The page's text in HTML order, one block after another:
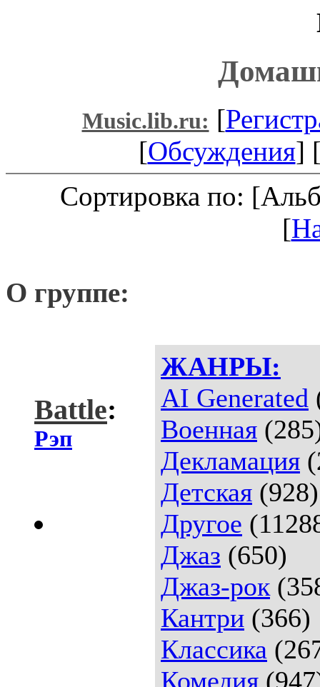
Music.lib.ru: [
[Обсуждения]
Сортировка по:
[
О группе:
ЖАНРЫ:
AI Generated
Военная
Декламация
Детская (928)
Другое
Джаз (650)
Джаз-рок
Кантри (366)
Классика
Комедия
Battle:
Рэп